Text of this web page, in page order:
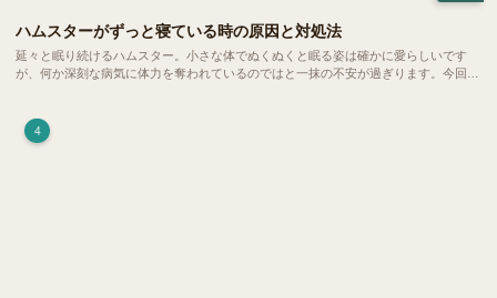
ハムスターがずっと寝ている時の原因と対処法
延々と眠り続けるハムスター。小さな体でぬくぬくと眠る姿は確かに愛らしいです
が、何か深刻な病気に体力を奪われているのではと一抹の不安が過ぎります。今回
4